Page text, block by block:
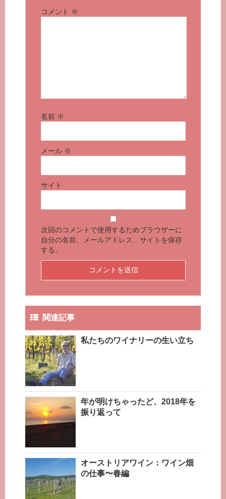
コメント ※
名前 ※
メール ※
サイト
次回のコメントで使用するためブラウザーに
自分の名前、メールアドレス、サイトを保存
する。
関連記事
私たちのワイナリーの生い立ち
年が明けちゃったど、2018年を
振り返って
オーストリアワイン：ワイン畑
の仕事〜春編